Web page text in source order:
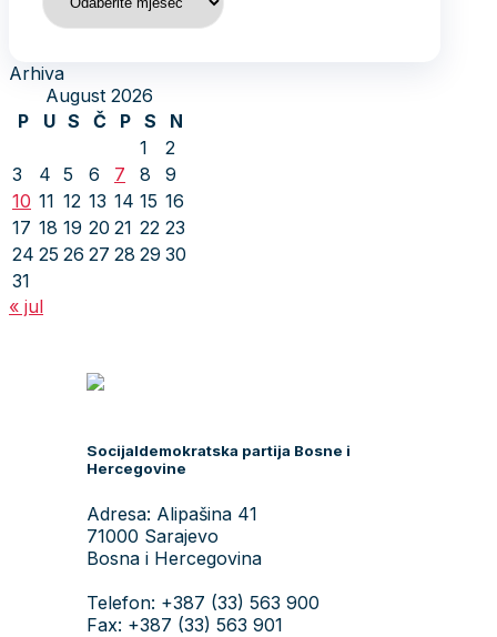
Arhiva
August 2026
P
U S Č P S
N
1
2
3
4 5 6 7 8
9
10 11 12 13 14 15 16
17 18 19 20 21 22 23
24 25 26 27 28 29 30
31
« jul
Socijaldemokratska partija Bosne i
Hercegovine
Adresa: Alipašina 41
71000 Sarajevo
Bosna i Hercegovina
Telefon: +387 (33) 563 900
Fax: +387 (33) 563 901